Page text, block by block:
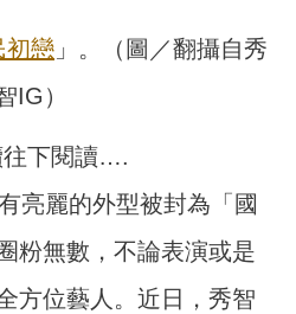
初戀 」。（圖／翻攝自秀
IG）
往下閱讀….
亮麗的外型被封為「國
粉無數，不論表演或是
方位藝人。近日，秀智